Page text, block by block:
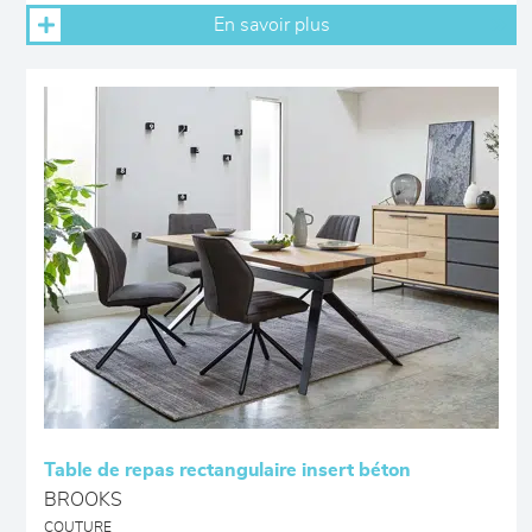
En savoir plus
Table de repas rectangulaire insert béton
BROOKS
COUTURE